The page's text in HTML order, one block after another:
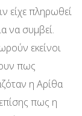
είχε πληρωθεί
να συμβεί.
εκείνοι
πως
η Αρίθα
πως η